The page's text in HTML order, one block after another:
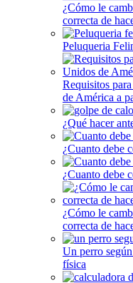
¿Cómo le
correcta de
Peluqueria
Requisitos
de América a
¿Qué hacer
¿Cuanto debe
¿Cuanto debe
¿Cómo le
correcta de
Un perro
física